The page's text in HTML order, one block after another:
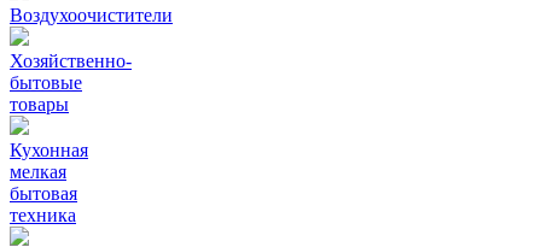
Воздухоочистители
Хозяйственно-
бытовые
товары
Кухонная
мелкая
бытовая
техника